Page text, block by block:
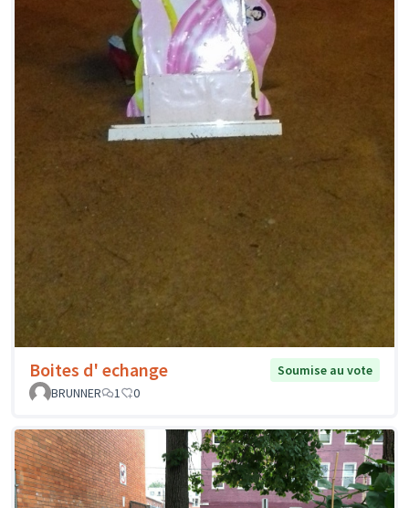
Boites d' echange
Soumise au vote
BRUNNER
1 0